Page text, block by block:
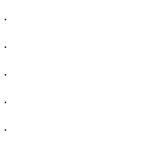
·
·
·
·
·